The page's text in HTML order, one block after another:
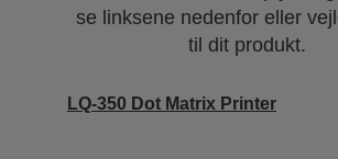
se linksene nedenfor eller
til dit produkt.
LQ-350 Dot Matrix Printer